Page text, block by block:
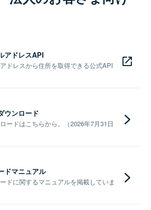
アドレスAPI
ドレスから住所を取得できる公式API
ウンロード
ードはこちらから。（2026年7月31日
ドマニュアル
ドに関するマニュアルを掲載していま